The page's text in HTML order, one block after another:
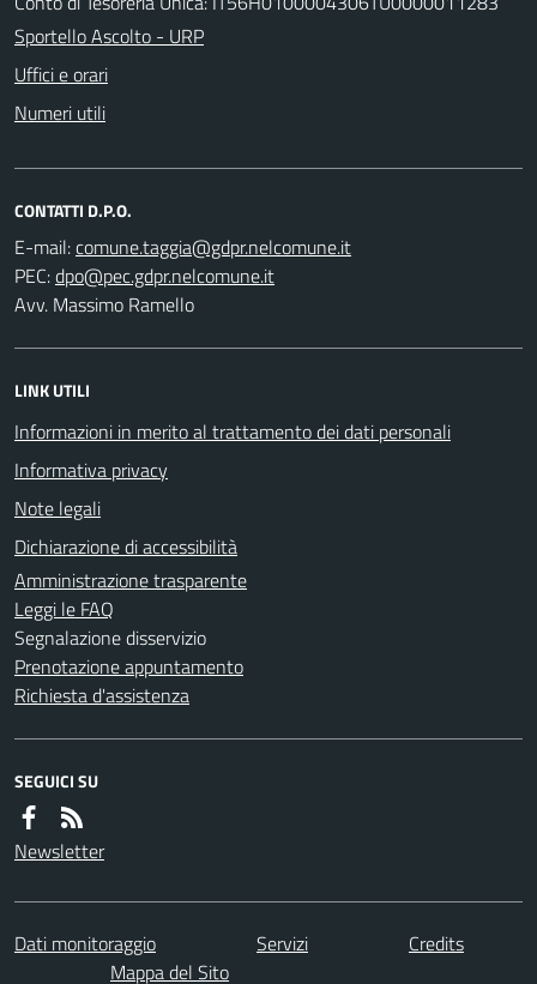
Sportello Ascolto - URP
Uffici e orari
Numeri utili
CONTATTI D.P.O.
E-mail:
PEC:
Avv. Massimo Ramello
LINK UTILI
Informazioni in merito al trattamento dei dati personali
Informativa privacy
Note legali
Dichiarazione di accessibilità
Amministrazione trasparente
Leggi le FAQ
Segnalazione disservizio
Prenotazione appuntamento
Richiesta d'assistenza
SEGUICI SU
Newsletter
Dati monitoraggio Servizi
Credits
Mappa del Sito